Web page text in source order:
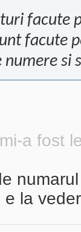
facute
facute
si
a fost
la